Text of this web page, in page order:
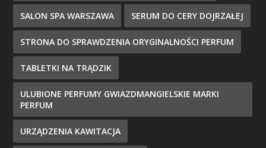
SALON SPA WARSZAWA SERUM DO CERY DOJRZAŁEJ
STRONA DO SPRAWDZENIA ORYGINALNOŚCI PERFUM
TABLETKI NA TRĄDZIK
ULUBIONE PERFUMY GWIAZDMANGIELSKIE MARKI
PERFUM
URZĄDZENIA KAWITACJA